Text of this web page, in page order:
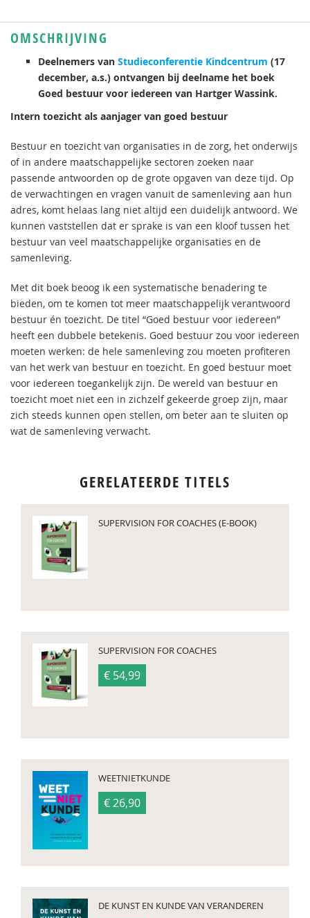
OMSCHRIJVING
Deelnemers van Studieconferentie Kindcentrum (17
december, a.s.) ontvangen bij deelname het boek
Goed bestuur voor iedereen van Hartger Wassink.
Intern toezicht als aanjager van goed bestuur
Bestuur en toezicht van organisaties in de zorg, het onderwijs
of in andere maatschappelijke sectoren zoeken naar
passende antwoorden op de grote opgaven van deze tijd. Op
de verwachtingen en vragen vanuit de samenleving aan hun
adres, komt helaas lang niet altijd een duidelijk antwoord. We
kunnen vaststellen dat er sprake is van een kloof tussen het
bestuur van veel maatschappelijke organisaties en de
samenleving.
Met dit boek beoog ik een systematische benadering te
bieden, om te komen tot meer maatschappelijk verantwoord
bestuur én toezicht. De titel “Goed bestuur voor iedereen”
heeft een dubbele betekenis. Goed bestuur zou voor iedereen
moeten werken: de hele samenleving zou moeten profiteren
van het werk van bestuur en toezicht. En goed bestuur moet
voor iedereen toegankelijk zijn. De wereld van bestuur en
toezicht moet niet een in zichzelf gekeerde groep zijn, maar
zich steeds kunnen open stellen, om beter aan te sluiten op
wat de samenleving verwacht.
GERELATEERDE TITELS
SUPERVISION FOR COACHES (E-BOOK)
SUPERVISION FOR COACHES
€ 54,99
WEETNIETKUNDE
€ 26,90
DE KUNST EN KUNDE VAN VERANDEREN